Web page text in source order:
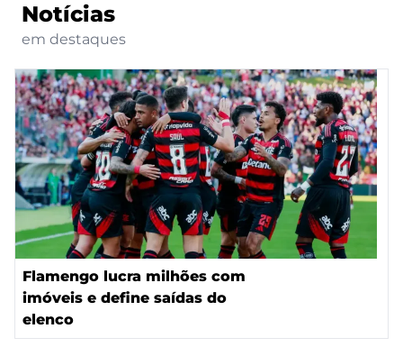
Notícias
em destaques
Flamengo lucra milhões com
imóveis e define saídas do
elenco